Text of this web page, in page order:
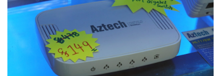
IT Times
生成式AI與雲端應用
Enterprise Digital Transformation